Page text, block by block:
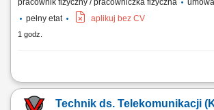
pracownik fizyczny / pracowniczka fizyczna
pełny etat
aplikuj bez CV
1 godz.
Opis stanowiska: prace spawalnicze półautomatem
141.
Technik ds. Telekomunikacji